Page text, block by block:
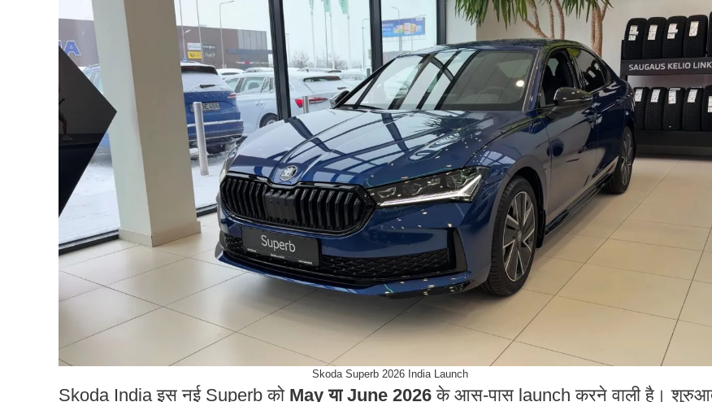
Skoda Superb 2026 India Launch
Skoda India इस नई Superb को May या June 2026 के आस-पास launch करने वाली है।